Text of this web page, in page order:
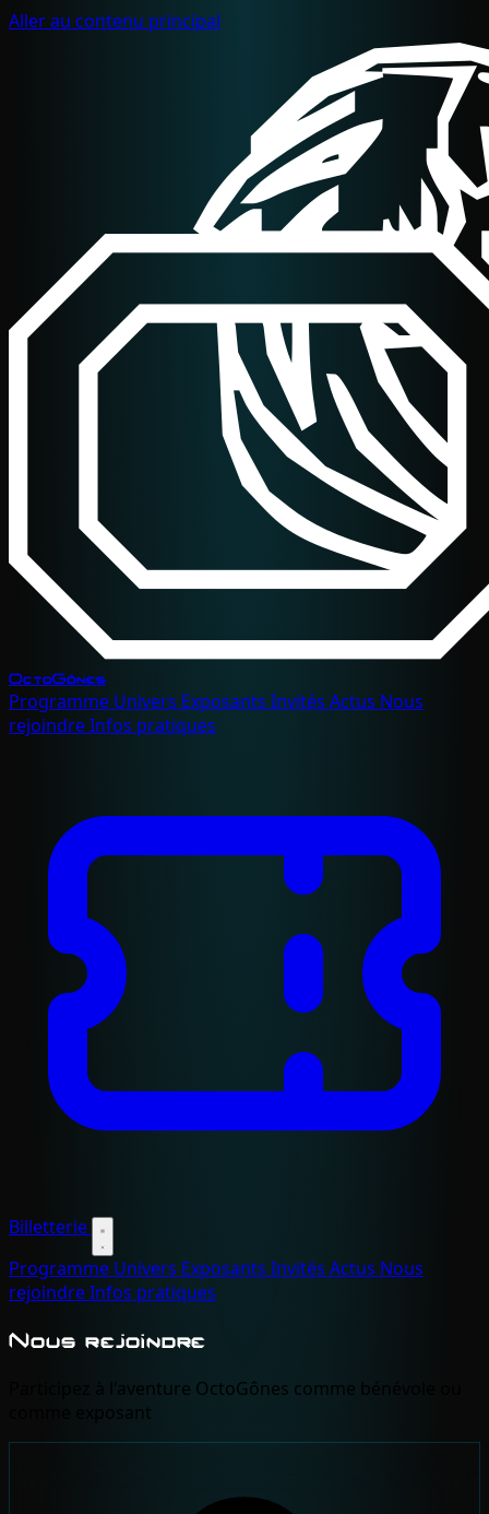
Aller au contenu principal
OctoGônes
Programme Univers Exposants Invités Actus Nous
rejoindreInfos pratiques
Billetterie
Programme Univers Exposants Invités Actus Nous
rejoindreInfos pratiques
Nous rejoindre
Participez à l'aventure OctoGônes comme bénévole ou
comme exposant